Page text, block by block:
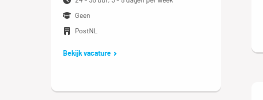
Geen
PostNL
Bekijk vacature